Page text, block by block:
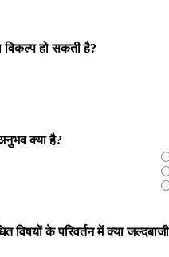
विकल्प हो सकती है?
क्या है?
विषयों के परिवर्तन में क्या